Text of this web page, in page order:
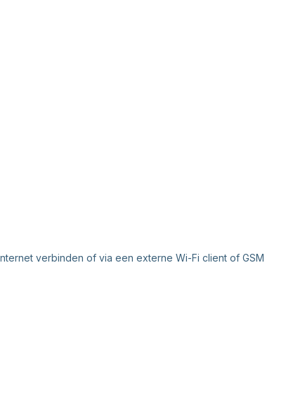
verbinden of via een externe Wi-Fi client of GSM